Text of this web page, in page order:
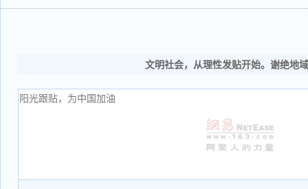
文明社会，从理性发贴开始。谢绝地